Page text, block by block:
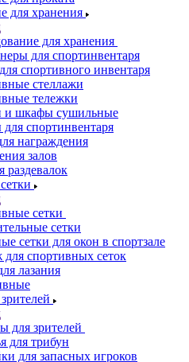
для хранения
для хранения
для спортинвентаря
спортивного инвентаря
стеллажи
тележки
и шкафы сушильные
спортинвентаря
награждения
залов
раздевалок
сетки
сетки
сетки для окон в спортзале
спортивных сеток
лазания
для зрителей
для трибун
для запасных игроков